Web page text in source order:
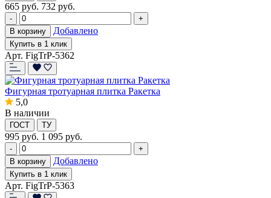
665 руб. 732 руб.
-
+
В корзину
Добавлено
Купить в 1 клик
Арт. FigTrP-5362
Фигурная тротуарная плитка Ракетка
5,0
В наличии
ГОСТ ТУ
995 руб. 1 095 руб.
-
+
В корзину
Добавлено
Купить в 1 клик
Арт. FigTrP-5363